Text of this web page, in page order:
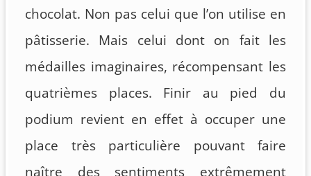
chocolat. Non pas celui que l’on utilise en
pâtisserie. Mais celui dont on fait les
médailles imaginaires, récompensant les
quatrièmes places. Finir au pied du
podium revient en effet à occuper une
place très particulière pouvant faire
naître des sentiments extrêmement